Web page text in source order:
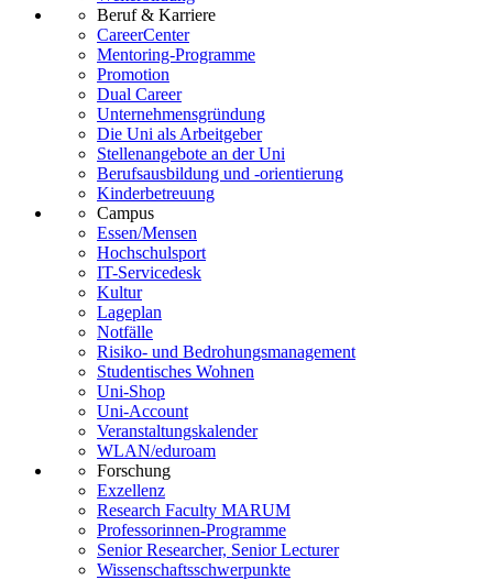
Beruf & Karriere
CareerCenter
Mentoring-Programme
Promotion
Dual Career
Unternehmensgründung
Die Uni als Arbeitgeber
Stellenangebote an der Uni
Berufsausbildung und -orientierung
Kinderbetreuung
Campus
Essen/Mensen
Hochschulsport
IT-Servicedesk
Kultur
Lageplan
Notfälle
Risiko- und Bedrohungsmanagement
Studentisches Wohnen
Uni-Shop
Uni-Account
Veranstaltungskalender
WLAN/eduroam
Forschung
Exzellenz
Research Faculty MARUM
Professorinnen-Programme
Senior Researcher, Senior Lecturer
Wissenschaftsschwerpunkte